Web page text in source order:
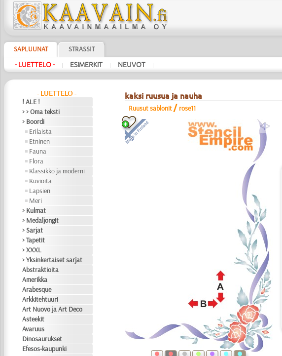
SAPLUUNAT STRASSIT
- LUETTELO - | ESIMERKIT | NEUVOT |
- LUETTELO -
! ALE !
> > Oma teksti
> Boordi
Erilaista
Etninen
Fauna
Flora
Klassikko ja moderni
Kuvioita
Lapsien
Meri
> Kulmat
> Medaljongit
> Sarjat
> Tapetit
> XXXL
> Yksinkertaiset sarjat
Abstraktioita
Amerikka
Arabesque
Arkkitehtuuri
Art Nuovo ja Art Deco
Asteekit
Avaruus
Dinosaurukset
Efesos-kaupunki
kaksi ruusua ja nauha
Ruusut sablonit / rose11
a